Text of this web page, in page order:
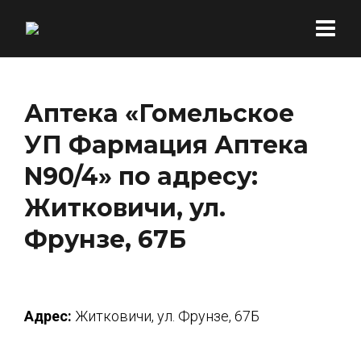
Аптека «Гомельское
УП Фармация Аптека
N90/4» по адресу:
Житковичи, ул.
Фрунзе, 67Б
Адрес: Житковичи, ул. Фрунзе, 67Б